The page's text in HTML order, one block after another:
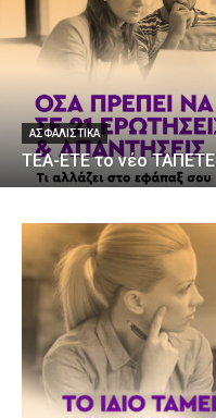
ΑΣΦΑΛΙΣΤΙΚΑ
ΤΕΑ-ΕΤΕ το νέο ΤΑΠΕΤΕ